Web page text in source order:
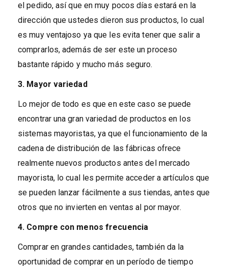
el pedido, así que en muy pocos días estará en la
dirección que ustedes dieron sus productos, lo cual
es muy ventajoso ya que les evita tener que salir a
comprarlos, además de ser este un proceso
bastante rápido y mucho más seguro.
3. Mayor variedad
Lo mejor de todo es que en este caso se puede
encontrar una gran variedad de productos en los
sistemas mayoristas, ya que el funcionamiento de la
cadena de distribución de las fábricas ofrece
realmente nuevos productos antes del mercado
mayorista, lo cual les permite acceder a artículos que
se pueden lanzar fácilmente a sus tiendas, antes que
otros que no invierten en ventas al por mayor.
4. Compre con menos frecuencia
Comprar en grandes cantidades, también da la
oportunidad de comprar en un período de tiempo